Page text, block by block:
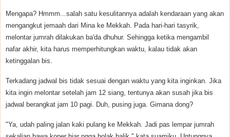
Mengapa? Hmmm...salah satu kesulitannya adalah kendaraan yang akan
mengangkut jemaah dari Mina ke Mekkah. Pada hari-hari tasyrik,
melontar jumrah dilakukan ba'da dhuhur. Sehingga ketika mengambil
nafar akhir, kita harus memperhitungkan waktu, kalau tidak akan
ketinggalan bis.
Terkadang jadwal bis tidak sesuai dengan waktu yang kita inginkan. Jika
kita ingin melontar setelah jam 12 siang, tentunya akan susah jika bis
jadwal berangkat jam 10 pagi. Duh, pusing juga. Gimana dong?
"Ya, udah paling jalan kaki pulang ke Mekkah. Jadi pas lempar jumrah